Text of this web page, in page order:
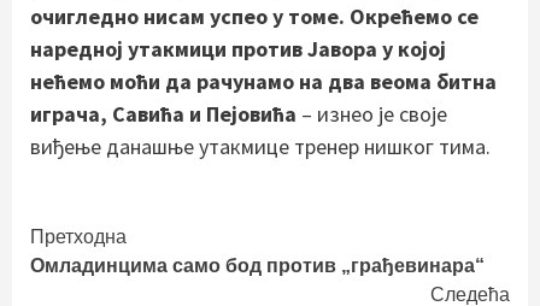
очигледно нисам успео у томе. Окрећемо се
наредној утакмици против Јавора у којој
нећемо моћи да рачунамо на два веома битна
играча, Савића и Пејовића – изнео је своје
виђење данашње утакмице тренер нишког тима.
Continue
Reading
Претходна
Омладинцима само бод против „грађевинара“
Следећа